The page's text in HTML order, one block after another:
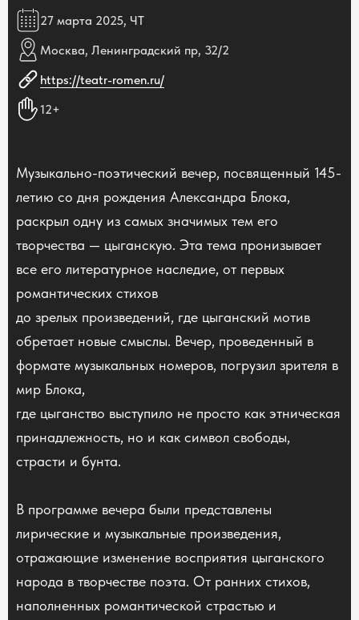
27 марта 2025, ЧТ
Москва, Ленинградский пр, 32/2
https://teatr-romen.ru/
12+
Музыкально-поэтический вечер, посвященный 145-
летию со дня рождения Александра Блока,
раскрыл одну из самых значимых тем его
творчества — цыганскую. Эта тема пронизывает
все его литературное наследие, от первых
романтических стихов
до зрелых произведений, где цыганский мотив
обретает новые смыслы. Вечер, проведенный в
формате музыкальных номеров, погрузил зрителя в
мир Блока,
где цыганство выступило не просто как этническая
принадлежность, но и как символ свободы,
страсти и бунта.
В программе вечера были представлены
лирические и музыкальные произведения,
отражающие изменение восприятия цыганского
народа в творчестве поэта. От ранних стихов,
наполненных романтической страстью и